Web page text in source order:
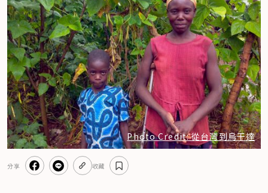
Photo Credit: 從台灣到烏干達
分享 收藏